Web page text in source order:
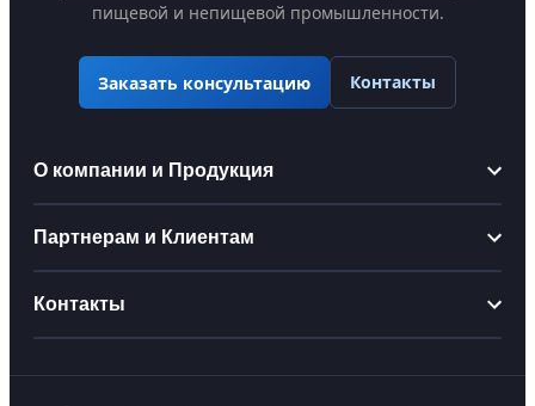
пищевой и непищевой промышленности.
Заказать консультацию Контакты
О компании и Продукция
Информация
О компании
Производство
Партнерам и Клиентам
Партнерам
Стать дистрибьютором
Для производственных цехов
Контакты
praktikm@bk.ru